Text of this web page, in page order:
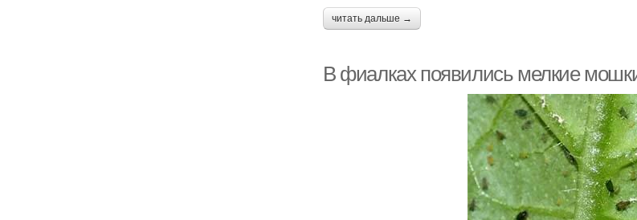
читать дальше →
В фиалках появились мелкие